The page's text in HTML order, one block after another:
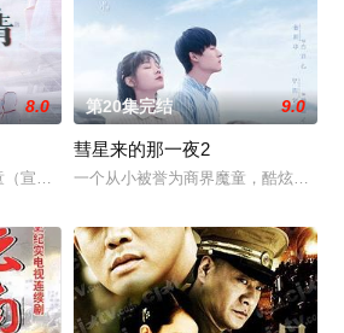
夜食堂。食堂的菜单仅有大锅菜、啤酒和白酒
。三年里一直游走在法律边缘的神秘人物“龙
8.0
宣璐饰），因为拥有“天使之 眼”，能够看到
第20集完结 9.0
彗星来的那一夜2
一个从小被誉为商界魔童，酷炫吊炸